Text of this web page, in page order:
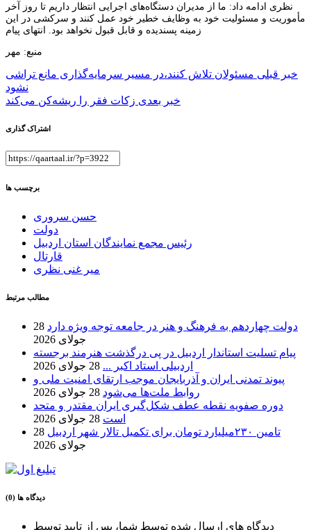
نظری ادامه داد: ما از مدیران دستگاه‌های اجرایی انتظار داریم تا روز آخر
مأموریت و مسئولیت خود به وظایف خطیر خود عمل کنند و سرکشی در این
زمینه پسندیده و قابل قبول نخواهد بود. انتهای پیام
منبع: مهر
راهبری
نوشته
خبر قبلی مسئولان تلاش کنند،در مسیر سرمایه‌گذاری مانع تراشی
نشود
خبر بعدی زکات فقر را ریشه‌کن می‌کند
اشتراک گذاری
برچسب ها
حسن سروری
دولت
رئیس مجمع نمایندگان استان اردبیل
قارتال
میر غنی نظری
مطالب مرتبط
دولت چهاردهم به فرهنگ و هنر در جامعه توجه ویژه دارد 28
جولای 2026
پیام تسلیت استاندار اردبیل در پی درگذشت هنرمند برجسته
اردبیلی استاد اکبر ... 28 جولای 2026
پیوند تمدنی ایران و آذربایجان موجب ارتقای امنیت ملی و
روابط ملت‌ها می‌شود 28 جولای 2026
دوره صفویه نقطه عطف شکل‌گیری ایران مقتدر و متحد
است 28 جولای 2026
تامین ۲۳۰میلیارد تومان برای تکمیل تالار شهر اردبیل
28
جولای 2026
دیدگاه ها (0)
دیدگاه های ارسال شده توسط شما، پس از تایید توسط